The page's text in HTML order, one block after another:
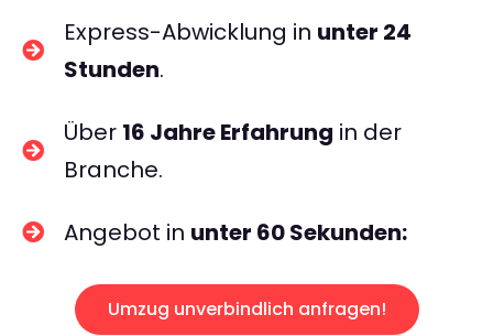
Express-Abwicklung in unter 24
Stunden.
Über 16 Jahre Erfahrung in der
Branche.
Angebot in unter 60 Sekunden:
Umzug unverbindlich anfragen!